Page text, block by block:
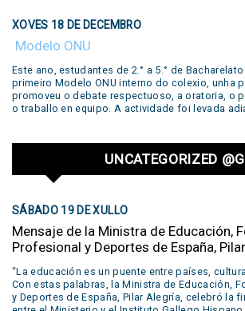
Literary Concert This year, students from 5th
school up to 5th year from secondary have
workshop with different literary productions by
as Edgar Allan Poe, Emily Dickinson, William
Keats and Walt Whitman. Several productions
students during the year were shown in our
performances of short plays, reading of
rooms, trailers and even a live trial. Many of
XOVES 18 DE DECEMBRO
Modelo ONU
Este ano, estudantes de 2.° a 5.° de
primeiro Modelo ONU interno do colexio, unha
promoveu o debate respectuoso, a oratoria, o
o traballo en equipo. A actividade foi levada
UNCATEGORIZED
SÁBADO 19 DE XULLO
Mensaje de la Ministra de Educación,
Profesional y Deportes de España,
“La educación es un puente entre países,
Con estas palabras, la Ministra de Educación,
y Deportes de España, Pilar Alegría, celebró la